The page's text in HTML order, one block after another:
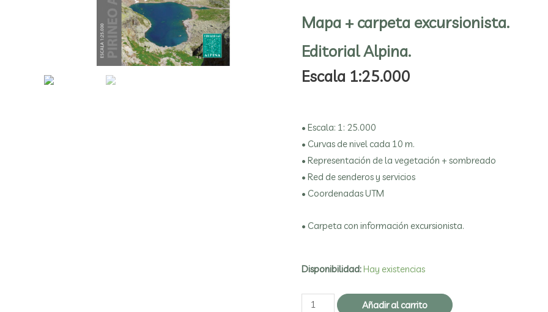
Mapa + carpeta excursionista.
Editorial Alpina.
Escala 1:25.000
• Escala: 1: 25.000
• Curvas de nivel cada 10 m.
• Representación de la vegetación + sombreado
• Red de senderos y servicios
• Coordenadas UTM
• Carpeta con información excursionista.
Disponibilidad:Hay existencias
Añadir al carrito